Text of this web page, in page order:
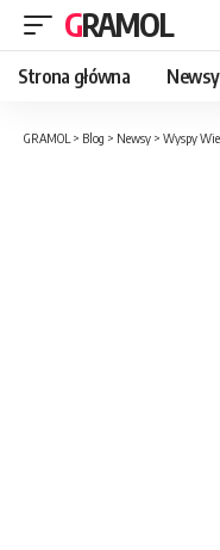
GRAMOL
Strona główna Newsy
GRAMOL > Blog > Newsy > Wyspy